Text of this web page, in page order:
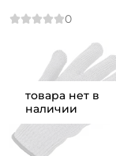
товара нет в
наличии
Заполняя данную